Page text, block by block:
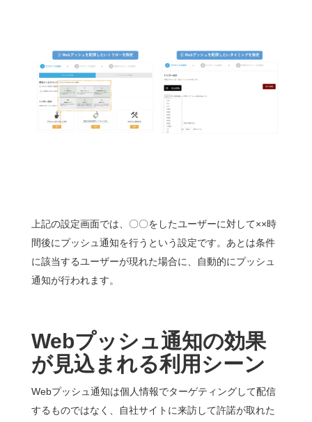
上記の設定画面では、〇〇をしたユーザーに対して××時
間後にプッシュ通知を行うという設定です。あとは条件
に該当するユーザーが現れた場合に、自動的にプッシュ
通知が行われます。
Webプッシュ通知の効果
が見込まれる利用シーン
Webプッシュ通知は個人情報でターゲティングして配信
するものではなく、自社サイトに来訪して許諾が取れた